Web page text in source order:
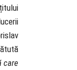
care